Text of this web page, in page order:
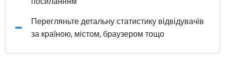
Перегляньте детальну статистику відвідувачів
за країною, містом, браузером тощо